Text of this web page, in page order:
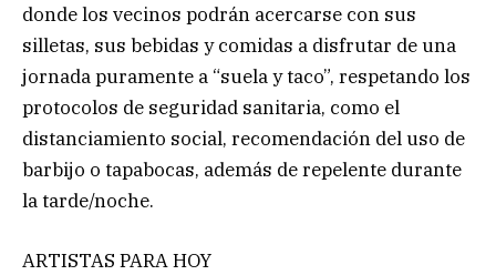
donde los vecinos podrán acercarse con sus
silletas, sus bebidas y comidas a disfrutar de una
jornada puramente a “suela y taco”, respetando los
protocolos de seguridad sanitaria, como el
distanciamiento social, recomendación del uso de
barbijo o tapabocas, además de repelente durante
la tarde/noche.
ARTISTAS PARA HOY